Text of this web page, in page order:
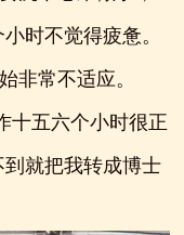
时不觉得疲惫。
非常不适应。
五六个小时很正
就把我转成博士